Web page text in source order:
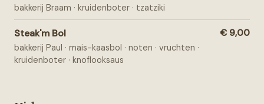
bakkerij Braam · kruidenboter · tzatziki
Steak'm Bol
bakkerij Paul · mais-kaasbol · noten · vruchten ·
kruidenboter · knoflooksaus
€ 9,00